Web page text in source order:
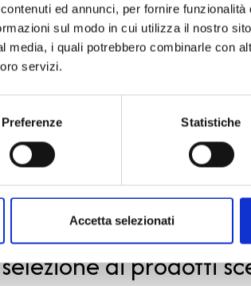
ed annunci, per fornire
sul modo in cui utilizza il nostro
media, i quali potrebbero combinarle con
servizi.
Preferenze Statistiche
Accetta selezionati
Pietre
PRODOTTI SIMILI
di prodotti